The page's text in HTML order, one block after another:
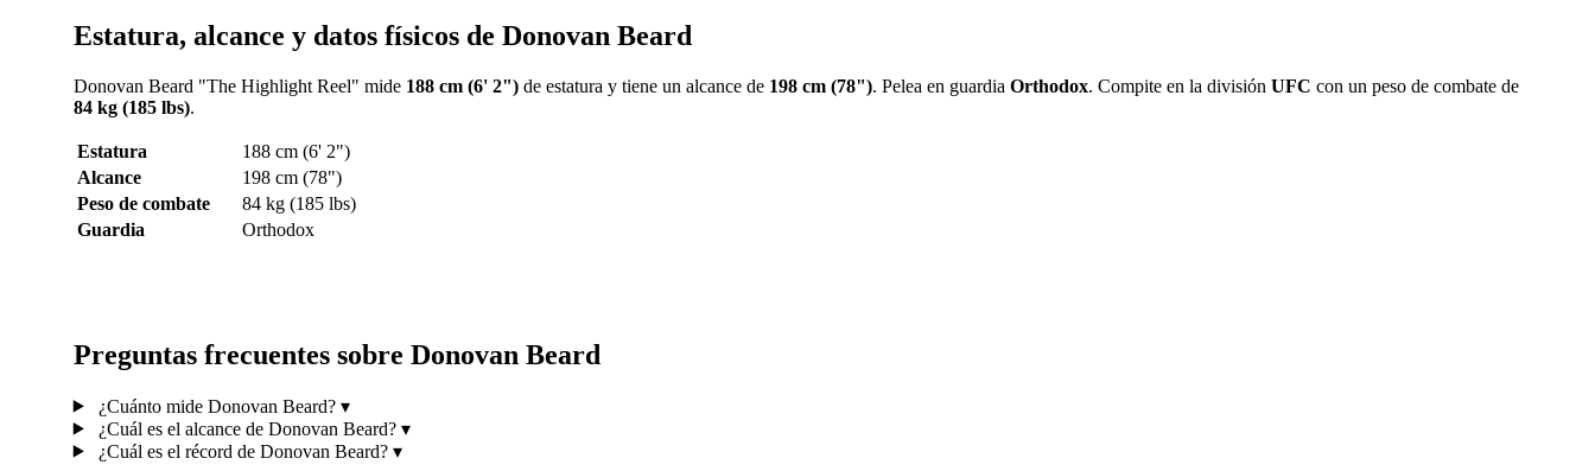
Estatura, alcance y datos físicos de Donovan Beard
Donovan Beard "The Highlight Reel" mide 188 cm (6' 2")de estatura y tiene un alcance de 198 cm (78"). Pelea en guardia Orthodox. Compite en la división UFC con un peso de combate de
84 kg (185 lbs).
Estatura
188 cm (6' 2")
Alcance
198 cm (78")
Peso de combate
84 kg (185 lbs)
Guardia
Orthodox
Preguntas frecuentes sobre Donovan Beard
¿Cuánto mide Donovan Beard? ▾
¿Cuál es el alcance de Donovan Beard? ▾
¿Cuál es el récord de Donovan Beard? ▾